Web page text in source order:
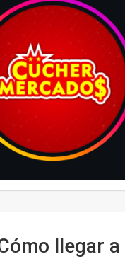
llegar a